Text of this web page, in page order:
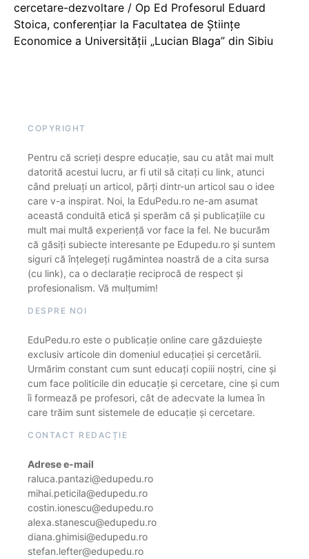
cercetare-dezvoltare / Op Ed Profesorul Eduard
Stoica, conferențiar la Facultatea de Științe
Economice a Universității „Lucian Blaga” din Sibiu
COPYRIGHT
Pentru că scrieți despre educație, sau cu atât mai mult
datorită acestui lucru, ar fi util să citați cu link, atunci
când preluați un articol, părți dintr-un articol sau o idee
care v-a inspirat. Noi, la EduPedu.ro ne-am asumat
această conduită etică și sperăm că și publicațiile cu
mult mai multă experiență vor face la fel. Ne bucurăm
că găsiți subiecte interesante pe Edupedu.ro și suntem
siguri că înțelegeți rugămintea noastră de a cita sursa
(cu link), ca o declarație reciprocă de respect și
profesionalism. Vă mulțumim!
DESPRE NOI
EduPedu.ro este o publicație online care găzduiește
exclusiv articole din domeniul educației și cercetării.
Urmărim constant cum sunt educați copiii noștri, cine și
cum face politicile din educație și cercetare, cine și cum
îi formează pe profesori, cât de adecvate la lumea în
care trăim sunt sistemele de educație și cercetare.
CONTACT REDACȚIE
Adrese e-mail
raluca.pantazi@edupedu.ro
mihai.peticila@edupedu.ro
costin.ionescu@edupedu.ro
alexa.stanescu@edupedu.ro
diana.ghimisi@edupedu.ro
stefan.lefter@edupedu.ro